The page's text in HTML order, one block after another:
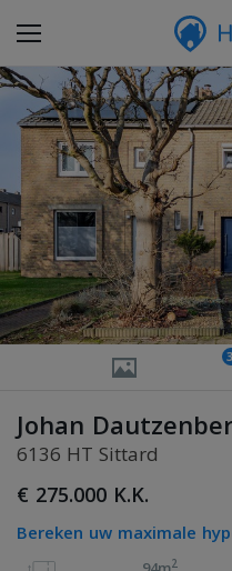
Johan
6136 HT Sittard
€ 275.000 K.K.
Bereken uw maximale
2